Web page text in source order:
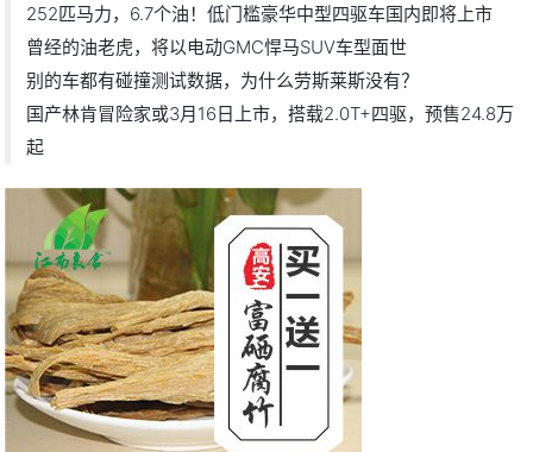
252匹马力，6.7个油！低门槛豪华中型四驱车国内即将上市
曾经的油老虎，将以电动GMC悍马SUV车型面世
别的车都有碰撞测试数据，为什么劳斯莱斯没有？
国产林肯冒险家或3月16日上市，搭载2.0T+四驱，预售24.8万
起